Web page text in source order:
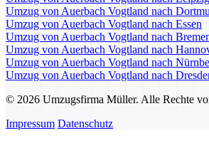
Umzug von Auerbach Vogtland nach
Umzug von Auerbach Vogtland nach Essen
Umzug von Auerbach Vogtland nach
Umzug von Auerbach Vogtland nach
Umzug von Auerbach Vogtland nach
Umzug von Auerbach Vogtland nach
© 2026 Umzugsfirma Müller. Alle Rechte
Impressum Datenschutz